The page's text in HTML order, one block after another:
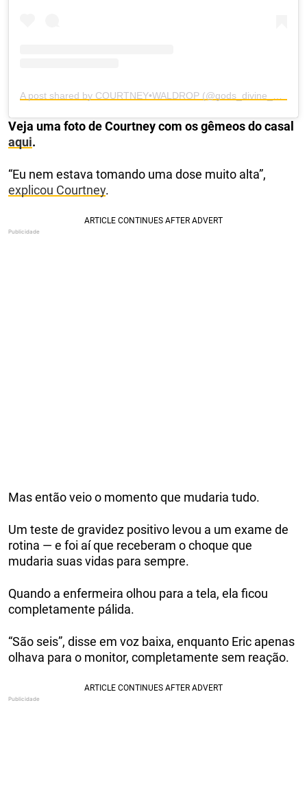
Veja uma foto de Courtney com os gêmeos do casal
aqui.
“Eu nem estava tomando uma dose muito alta”,
explicou Courtney.
Mas então veio o momento que mudaria tudo.
Um teste de gravidez positivo levou a um exame de
rotina — e foi aí que receberam o choque que
mudaria suas vidas para sempre.
Quando a enfermeira olhou para a tela, ela ficou
completamente pálida.
“São seis”, disse em voz baixa, enquanto Eric apenas
olhava para o monitor, completamente sem reação.